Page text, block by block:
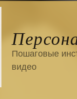
Пошаговые
видео